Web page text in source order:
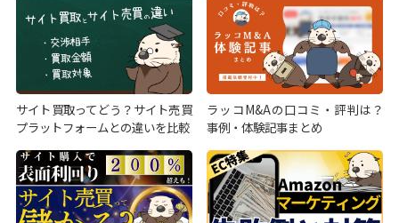
サイト買取ってどう？サイト売買
プラットフォームとの違いを比較
ラッコM&Aの口コミ・評判は？
事例・体験記事まとめ